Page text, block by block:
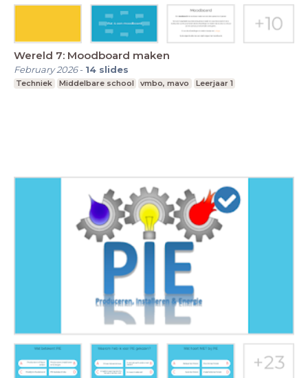
Wereld 7: Moodboard maken
February 2026- 14 slides
Techniek Middelbare school vmbo, mavo Leerjaar 1